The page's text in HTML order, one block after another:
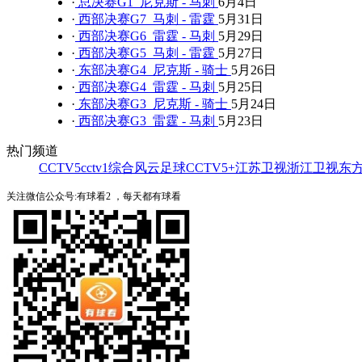
· 西部决赛G7 马刺 - 雷霆 5月31日
· 西部决赛G6 雷霆 - 马刺 5月29日
· 西部决赛G5 马刺 - 雷霆 5月27日
· 东部决赛G4 尼克斯 - 骑士 5月26日
· 西部决赛G4 雷霆 - 马刺 5月25日
· 东部决赛G3 尼克斯 - 骑士 5月24日
· 西部决赛G3 雷霆 - 马刺 5月23日
热门频道
CCTV5cctv1综合风云足球CCTV5+江苏卫视浙江卫视东
关注微信公众号:有球看2 ，每天都有球看